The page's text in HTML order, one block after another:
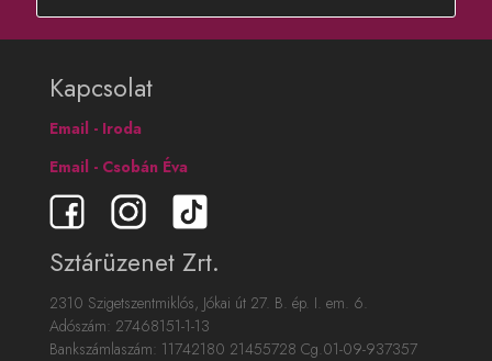
Kapcsolat
Email - Iroda
Email - Csobán Éva
Sztárüzenet Zrt.
2310 Szigetszentmiklós, Jókai út 27. B. ép. I. em. 6.
Adószám: 27468151-1-13
Bankszámlaszám: 11742180 21455728 Cg.01-09-937357